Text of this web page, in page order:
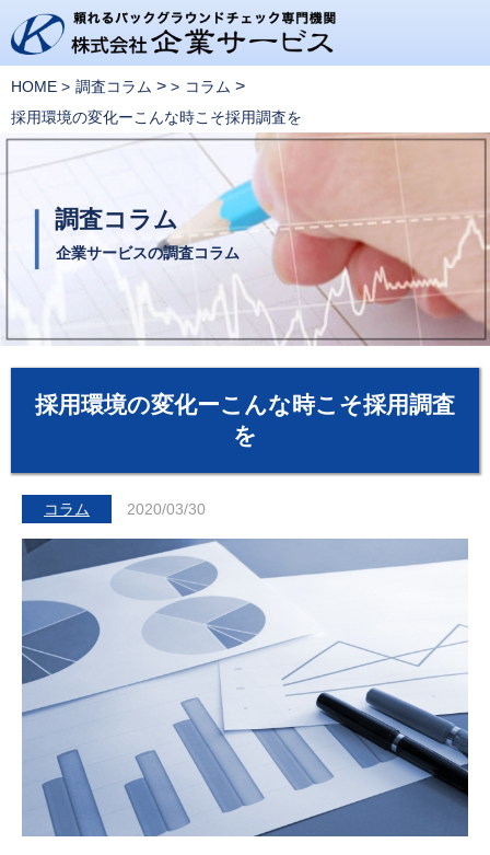
HOME 調査コラム > コラム >
採用環境の変化ーこんな時こそ採用調査を
調査コラム
企業サービスの調査コラム
採用環境の変化ーこんな時こそ採用調査
を
コラム 2020/03/30